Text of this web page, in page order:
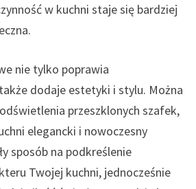
w kuchni staje się bardziej
nie tylko poprawia
dodaje estetyki i stylu. Można
przeszklonych szafek,
elegancki i nowoczesny
sposób na podkreślenie
Twojej kuchni, jednocześnie